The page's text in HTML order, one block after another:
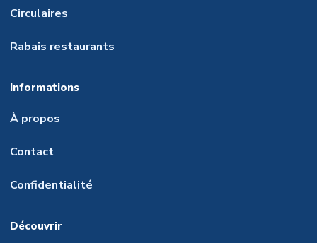
Circulaires
Rabais restaurants
Informations
À propos
Contact
Confidentialité
Découvrir